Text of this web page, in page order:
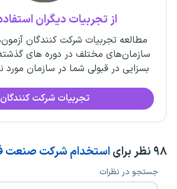
از تجربیات دیگران
مطالعه تجربیات شرکت کنندگان
سازمان‌های مختلف در دوره های
بسزایی در قبولی شما در سازمان مورد
تجربیات شرکت کنندگان
۹۸ نظر برای استخدام شرکت صنعت
جستجو در نظرات